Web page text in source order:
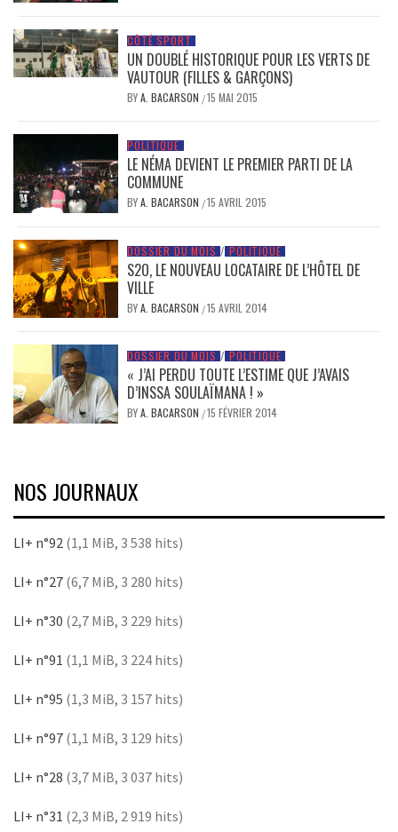
CÔTÉ SPORT
UN DOUBLÉ HISTORIQUE POUR LES VERTS DE
VAUTOUR (FILLES & GARÇONS)
BYA. BACARSON /15 MAI 2015
POLITIQUE
LE NÉMA DEVIENT LE PREMIER PARTI DE LA
COMMUNE
BYA. BACARSON /15 AVRIL 2015
DOSSIER DU MOIS / POLITIQUE
S2O, LE NOUVEAU LOCATAIRE DE L’HÔTEL DE
VILLE
BYA. BACARSON /15 AVRIL 2014
DOSSIER DU MOIS / POLITIQUE
« J’AI PERDU TOUTE L’ESTIME QUE J’AVAIS
D’INSSA SOULAÏMANA ! »
BYA. BACARSON /15 FÉVRIER 2014
NOS JOURNAUX
LI+ n°92 (1,1 MiB, 3 538 hits)
LI+ n°27 (6,7 MiB, 3 280 hits)
LI+ n°30 (2,7 MiB, 3 229 hits)
LI+ n°91 (1,1 MiB, 3 224 hits)
LI+ n°95 (1,3 MiB, 3 157 hits)
LI+ n°97 (1,1 MiB, 3 129 hits)
LI+ n°28 (3,7 MiB, 3 037 hits)
LI+ n°31 (2,3 MiB, 2 919 hits)